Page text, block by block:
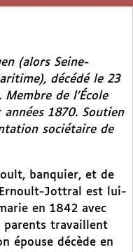
(alors Seine-
décédé le 23
de l’École
1870. Soutien
sociétaire de
banquier, et de
Jottral est lui-
en 1842 avec
parents travaillent
épouse décède en